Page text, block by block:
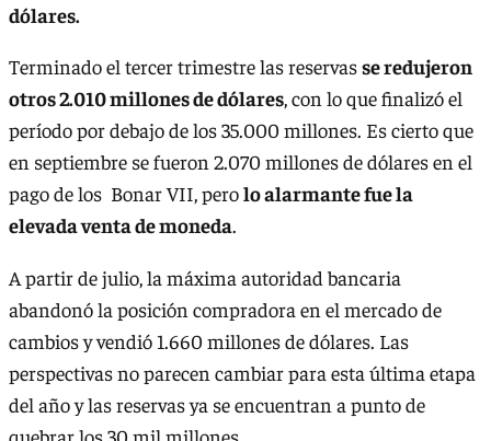
dólares.
Terminado el tercer trimestre las reservasse redujeron
otros 2.010 millones de dólares, con lo que finalizó el
período por debajo de los 35.000 millones. Es cierto que
en septiembre se fueron 2.070 millones de dólares en el
pago de los Bonar VII, perolo alarmante fue la
elevada venta de moneda.
A partir de julio, la máxima autoridad bancaria
abandonó la posición compradora en el mercado de
cambios y vendió 1.660 millones de dólares. Las
perspectivas no parecen cambiar para esta última etapa
del año y las reservas ya se encuentran a punto de
quebrar los 30 mil millones.